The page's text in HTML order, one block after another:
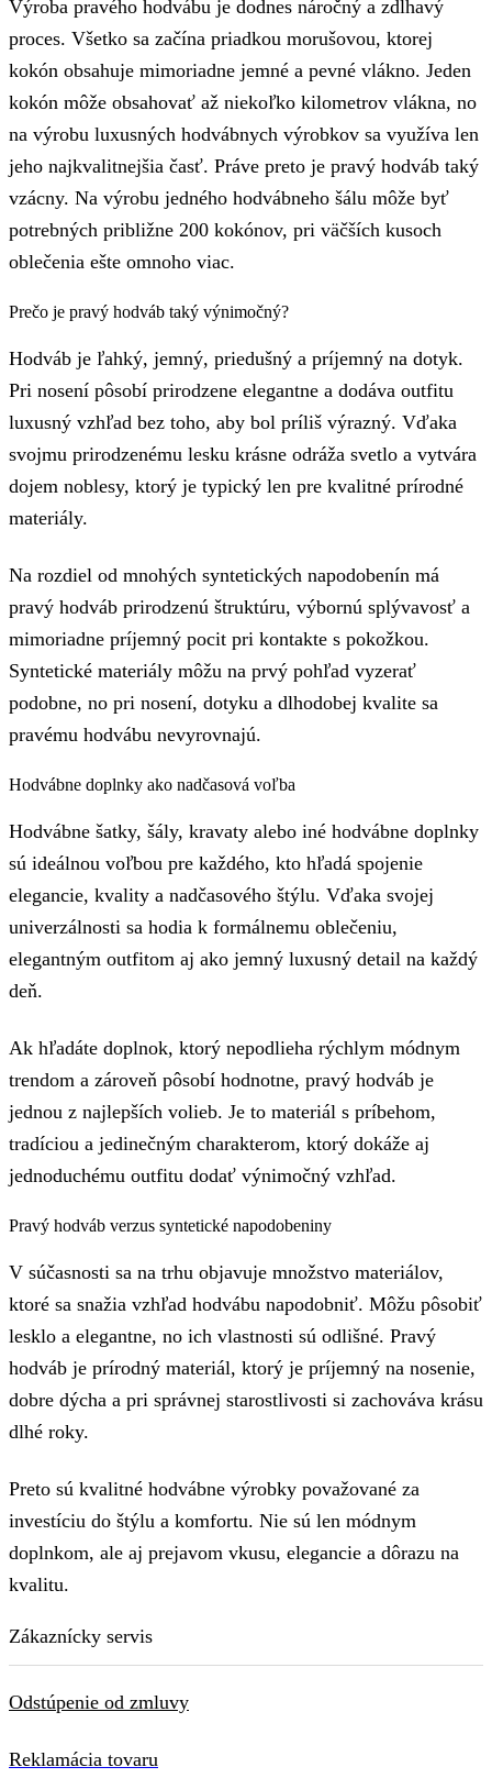
Výroba pravého hodvábu je dodnes náročný a zdĺhavý
proces. Všetko sa začína priadkou morušovou, ktorej
kokón obsahuje mimoriadne jemné a pevné vlákno. Jeden
kokón môže obsahovať až niekoľko kilometrov vlákna, no
na výrobu luxusných hodvábnych výrobkov sa využíva len
jeho najkvalitnejšia časť. Práve preto je pravý hodváb taký
vzácny. Na výrobu jedného hodvábneho šálu môže byť
potrebných približne 200 kokónov, pri väčších kusoch
oblečenia ešte omnoho viac.
Prečo je pravý hodváb taký výnimočný?
Hodváb je ľahký, jemný, priedušný a príjemný na dotyk.
Pri nosení pôsobí prirodzene elegantne a dodáva outfitu
luxusný vzhľad bez toho, aby bol príliš výrazný. Vďaka
svojmu prirodzenému lesku krásne odráža svetlo a vytvára
dojem noblesy, ktorý je typický len pre kvalitné prírodné
materiály.
Na rozdiel od mnohých syntetických napodobenín má
pravý hodváb prirodzenú štruktúru, výbornú splývavosť a
mimoriadne príjemný pocit pri kontakte s pokožkou.
Syntetické materiály môžu na prvý pohľad vyzerať
podobne, no pri nosení, dotyku a dlhodobej kvalite sa
pravému hodvábu nevyrovnajú.
Hodvábne doplnky ako nadčasová voľba
Hodvábne šatky, šály, kravaty alebo iné hodvábne doplnky
sú ideálnou voľbou pre každého, kto hľadá spojenie
elegancie, kvality a nadčasového štýlu. Vďaka svojej
univerzálnosti sa hodia k formálnemu oblečeniu,
elegantným outfitom aj ako jemný luxusný detail na každý
deň.
Ak hľadáte doplnok, ktorý nepodlieha rýchlym módnym
trendom a zároveň pôsobí hodnotne, pravý hodváb je
jednou z najlepších volieb. Je to materiál s príbehom,
tradíciou a jedinečným charakterom, ktorý dokáže aj
jednoduchému outfitu dodať výnimočný vzhľad.
Pravý hodváb verzus syntetické napodobeniny
V súčasnosti sa na trhu objavuje množstvo materiálov,
ktoré sa snažia vzhľad hodvábu napodobniť. Môžu pôsobiť
lesklo a elegantne, no ich vlastnosti sú odlišné. Pravý
hodváb je prírodný materiál, ktorý je príjemný na nosenie,
dobre dýcha a pri správnej starostlivosti si zachováva krásu
dlhé roky.
Preto sú kvalitné hodvábne výrobky považované za
investíciu do štýlu a komfortu. Nie sú len módnym
doplnkom, ale aj prejavom vkusu, elegancie a dôrazu na
kvalitu.
Zákaznícky servis
Odstúpenie od zmluvy
Reklamácia tovaru